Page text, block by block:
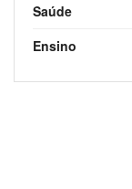
Saúde
Ensino